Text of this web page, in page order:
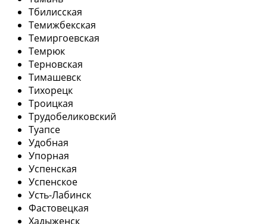
Тбилисская
Темижбекская
Темиргоевская
Темрюк
Терновская
Тимашевск
Тихорецк
Троицкая
Трудобеликовский
Туапсе
Удобная
Упорная
Успенская
Успенское
Усть-Лабинск
Фастовецкая
Хадыженск